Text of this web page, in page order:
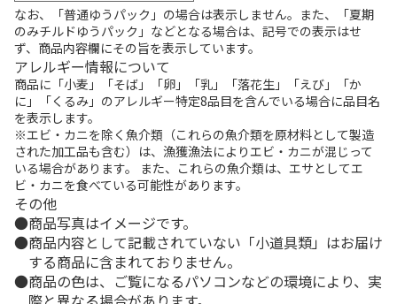
なお、「普通ゆうパック」の場合は表示しません。また、「夏期
のみチルドゆうパック」などとなる場合は、記号での表示はせ
ず、商品内容欄にその旨を表示しています。
アレルギー情報について
商品に「小麦」「そば」「卵」「乳」「落花生」「えび」「か
に」「くるみ」のアレルギー特定8品目を含んでいる場合に品目名
を表示します。
※エビ・カニを除く魚介類（これらの魚介類を原材料として製造
された加工品も含む）は、漁獲漁法によりエビ・カニが混じって
いる場合があります。 また、これらの魚介類は、エサとしてエ
ビ・カニを食べている可能性があります。
その他
商品写真はイメージです。
商品内容として記載されていない「小道具類」はお届け
する商品に含まれておりません。
商品の色は、ご覧になるパソコンなどの環境により、実